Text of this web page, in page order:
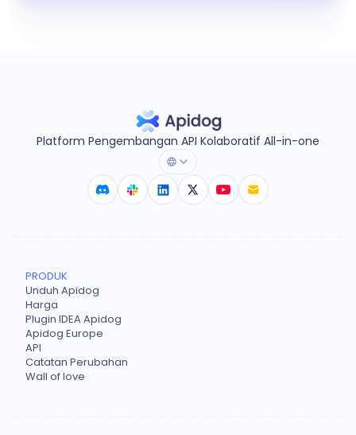
Platform Pengembangan API Kolaboratif All-in-one
PRODUK
Unduh Apidog
Harga
Plugin IDEA Apidog
Apidog Europe
API
Catatan Perubahan
Wall of love